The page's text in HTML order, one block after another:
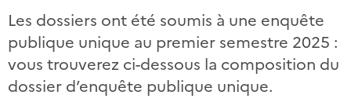
Les dossiers ont été soumis à une enquête
publique unique au premier semestre 2025 :
vous trouverez ci-dessous la composition du
dossier d’enquête publique unique.